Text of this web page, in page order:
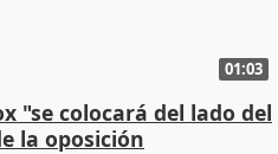
01:03
"se colocará del lado del
la oposición